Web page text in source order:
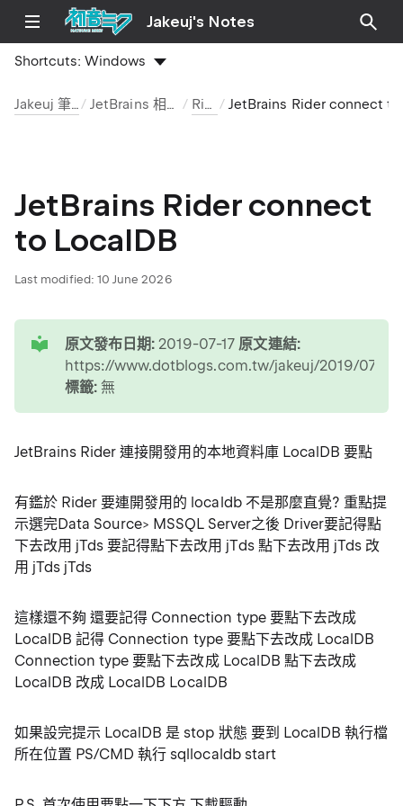
Jakeuj's Notes
Shortcuts:Windows
Jakeuj 筆記本 JetBrains 相關工具 Rider
JetBrains Rider connect
to LocalDB
Last modified: 10 June 2026
原文發布日期: 2019-07-17 原文連結:
https://www.dotblogs.com.tw/jakeuj/2019/07/17/
標籤: 無
JetBrains Rider 連接開發用的本地資料庫 LocalDB 要點
有鑑於 Rider 要連開發用的 localdb 不是那麼直覺? 重點提
示選完Data Source> MSSQL Server之後 Driver要記得點
下去改用 jTds 要記得點下去改用 jTds 點下去改用 jTds 改
用 jTds jTds
這樣還不夠 還要記得 Connection type 要點下去改成
LocalDB 記得 Connection type 要點下去改成 LocalDB
Connection type 要點下去改成 LocalDB 點下去改成
LocalDB 改成 LocalDB LocalDB
如果設完提示 LocalDB 是 stop 狀態 要到 LocalDB 執行檔
所在位置 PS/CMD 執行 sqllocaldb start